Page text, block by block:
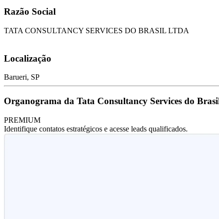
Razão Social
TATA CONSULTANCY SERVICES DO BRASIL LTDA
Localização
Barueri, SP
Organograma da Tata Consultancy Services do
PREMIUM
Identifique contatos estratégicos e acesse leads qualificados.